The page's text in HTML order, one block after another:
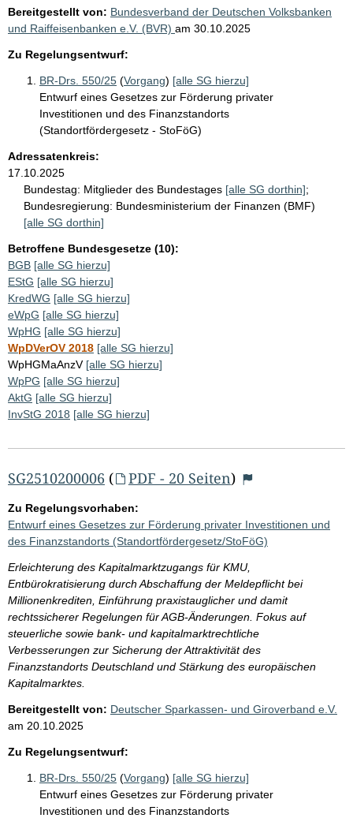
Bereitgestellt von: Bundesverband der Deutschen Volksbanken
und Raiffeisenbanken e.V. (BVR) am 30.10.2025
Zu Regelungsentwurf:
BR-Drs. 550/25 (Vorgang) [alle SG hierzu]
Entwurf eines Gesetzes zur Förderung privater
Investitionen und des Finanzstandorts
(Standortfördergesetz - StoFöG)
Adressatenkreis:
17.10.2025
Bundestag: Mitglieder des Bundestages [alle SG dorthin];
Bundesregierung: Bundesministerium der Finanzen (BMF)
[alle SG dorthin]
Betroffene Bundesgesetze (10):
BGB [alle SG hierzu]
EStG [alle SG hierzu]
KredWG [alle SG hierzu]
eWpG [alle SG hierzu]
WpHG [alle SG hierzu]
WpDVerOV 2018 [alle SG hierzu]
WpHGMaAnzV [alle SG hierzu]
WpPG [alle SG hierzu]
AktG [alle SG hierzu]
InvStG 2018 [alle SG hierzu]
SG2510200006 ( PDF - 20 Seiten)
Zu Regelungsvorhaben:
Entwurf eines Gesetzes zur Förderung privater Investitionen und
des Finanzstandorts (Standortfördergesetz/StoFöG)
Erleichterung des Kapitalmarktzugangs für KMU,
Entbürokratisierung durch Abschaffung der Meldepflicht bei
Millionenkrediten, Einführung praxistauglicher und damit
rechtssicherer Regelungen für AGB-Änderungen. Fokus auf
steuerliche sowie bank- und kapitalmarktrechtliche
Verbesserungen zur Sicherung der Attraktivität des
Finanzstandorts Deutschland und Stärkung des europäischen
Kapitalmarktes.
Bereitgestellt von: Deutscher Sparkassen- und Giroverband e.V.
am 20.10.2025
Zu Regelungsentwurf:
BR-Drs. 550/25 (Vorgang) [alle SG hierzu]
Entwurf eines Gesetzes zur Förderung privater
Investitionen und des Finanzstandorts